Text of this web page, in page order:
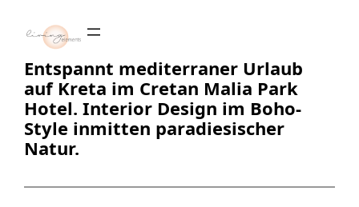
Inhalt
springen
Entspannt mediterraner Urlaub
auf Kreta im Cretan Malia Park
Hotel. Interior Design im Boho-
Style inmitten paradiesischer
Natur.